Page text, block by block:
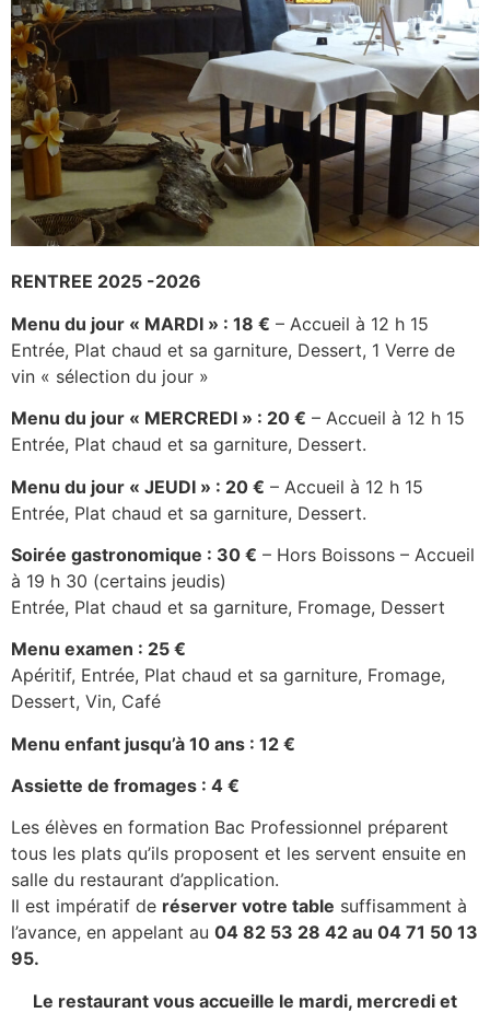
RENTREE 2025 -2026
Menu du jour « MARDI » : 18 € – Accueil à 12 h 15
Entrée, Plat chaud et sa garniture, Dessert, 1 Verre de
vin « sélection du jour »
Menu du jour « MERCREDI » : 20 € – Accueil à 12 h 15
Entrée, Plat chaud et sa garniture, Dessert.
Menu du jour « JEUDI » : 20 € – Accueil à 12 h 15
Entrée, Plat chaud et sa garniture, Dessert.
Soirée gastronomique : 30 € – Hors Boissons – Accueil
à 19 h 30 (certains jeudis)
Entrée, Plat chaud et sa garniture, Fromage, Dessert
Menu examen : 25 €
Apéritif, Entrée, Plat chaud et sa garniture, Fromage,
Dessert, Vin, Café
Menu enfant jusqu’à 10 ans : 12 €
Assiette de fromages : 4 €
Les élèves en formation Bac Professionnel préparent
tous les plats qu’ils proposent et les servent ensuite en
salle du restaurant d’application.
Il est impératif de réserver votre table suffisamment à
l’avance, en appelant au 04 82 53 28 42 au 04 71 50 13
95.
Le restaurant vous accueille le mardi, mercredi et